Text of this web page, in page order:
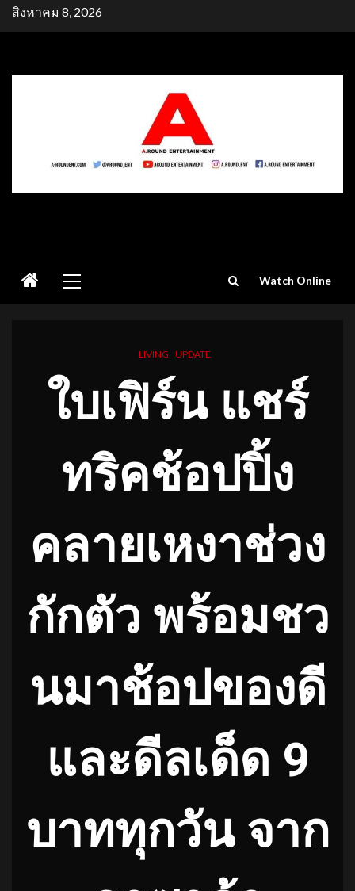
Skipสิงหาคม 8, 2026
Menu
Watch Online
LIVING UPDATE
ใบเฟิร์น แชร์
ทริคช้อปปิ้ง
คลายเหงาช่วง
กักตัว พร้อมชว
นมาช้อปของดี
และดีลเด็ด 9
บาททุกวัน จาก